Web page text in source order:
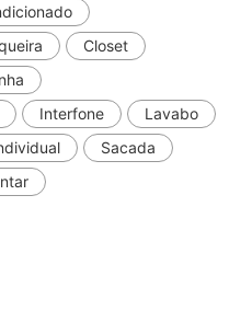
Closet
Interfone
Lavabo
Sacada